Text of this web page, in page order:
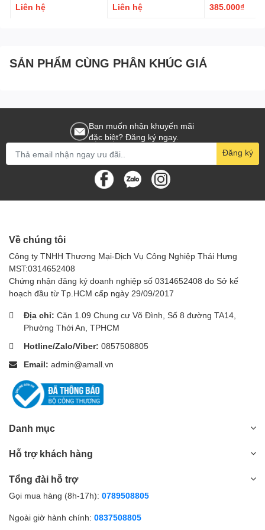
Để xa tầm tay trẻ em và động vật.
Liên hệ
Liên hệ
385.000₫
SẢN PHẨM CÙNG PHÂN KHÚC GIÁ
Bạn muốn nhận khuyến mãi
đặc biệt? Đăng ký ngay.
Đăng ký
Về chúng tôi
Công ty TNHH Thương Mại-Dịch Vụ Công Nghiệp Thái Hưng
MST:0314652408
Chứng nhận đăng ký doanh nghiệp số 0314652408 do Sở kế
hoạch đầu từ Tp.HCM cấp ngày 29/09/2017
Địa chỉ: Căn 1.09 Chung cư Võ Đình, Số 8 đường TA14,
Phường Thới An, TPHCM
Hotline/Zalo/Viber: 0857508805
Email: admin@amall.vn
Danh mục
Hỗ trợ khách hàng
Tổng đài hỗ trợ
Gọi mua hàng (8h-17h): 0789508805
Ngoài giờ hành chính: 0837508805